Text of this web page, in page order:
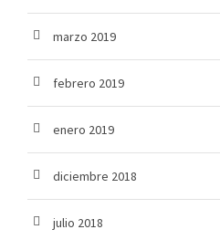
marzo 2019
febrero 2019
enero 2019
diciembre 2018
julio 2018